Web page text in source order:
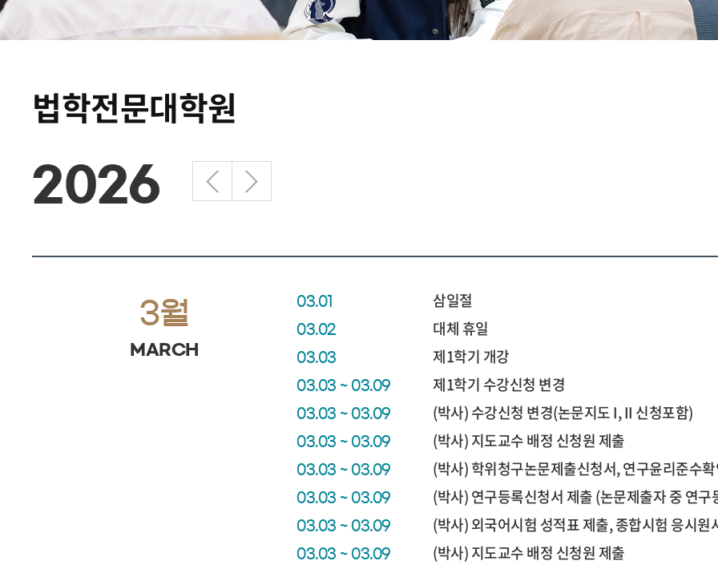
법학전문대학원
2026
3월
MARCH
03.01 삼일절
03.02 대체 휴일
03.03 제1학기 개강
03.03 ~ 03.09 제1학기 수강신청 변경
03.03 ~ 03.09 (박사) 수강신청 변경(논문지도 I, II 신청포함)
03.03 ~ 03.09 (박사) 지도교수 배정 신청원 제출
03.03 ~ 03.09 (박사) 학위청구논문제출신청서, 연구윤리준수
03.03 ~ 03.09 (박사) 연구등록신청서 제출 (논문제출자 중 연구
03.03 ~ 03.09 (박사) 외국어시험 성적표 제출, 종합시험 응시원
03.03 ~ 03.09 (박사) 지도교수 배정 신청원 제출